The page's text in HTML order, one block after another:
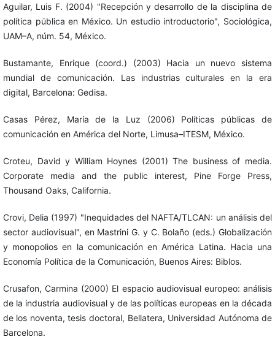
Aguilar, Luis F. (2004) "Recepción y desarrollo de la disciplina de
política pública en México. Un estudio introductorio", Sociológica,
UAM–A, núm. 54, México.
Bustamante, Enrique (coord.) (2003) Hacia un nuevo sistema
mundial de comunicación. Las industrias culturales en la era
digital, Barcelona: Gedisa.
Casas Pérez, María de la Luz (2006) Políticas públicas de
comunicación en América del Norte, Limusa–ITESM, México.
Croteu, David y William Hoynes (2001) The business of media.
Corporate media and the public interest, Pine Forge Press,
Thousand Oaks, California.
Crovi, Delia (1997) "Inequidades del NAFTA/TLCAN: un análisis del
sector audiovisual", en Mastrini G. y C. Bolaño (eds.) Globalización
y monopolios en la comunicación en América Latina. Hacia una
Economía Política de la Comunicación, Buenos Aires: Biblos.
Crusafon, Carmina (2000) El espacio audiovisual europeo: análisis
de la industria audiovisual y de las políticas europeas en la década
de los noventa, tesis doctoral, Bellatera, Universidad Autónoma de
Barcelona.